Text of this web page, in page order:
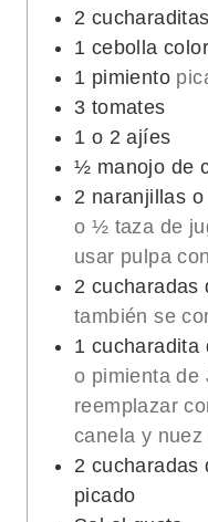
2
1 cebolla
1 pimiento
3 tomates
1 o 2 ajíes
½ manojo de
2 naranjillas
o ½ taza de
usar pulpa
2 cucharadas
también se
1 cucharadita
o pimienta de
reemplazar
canela y nuez
2 cucharadas
picado